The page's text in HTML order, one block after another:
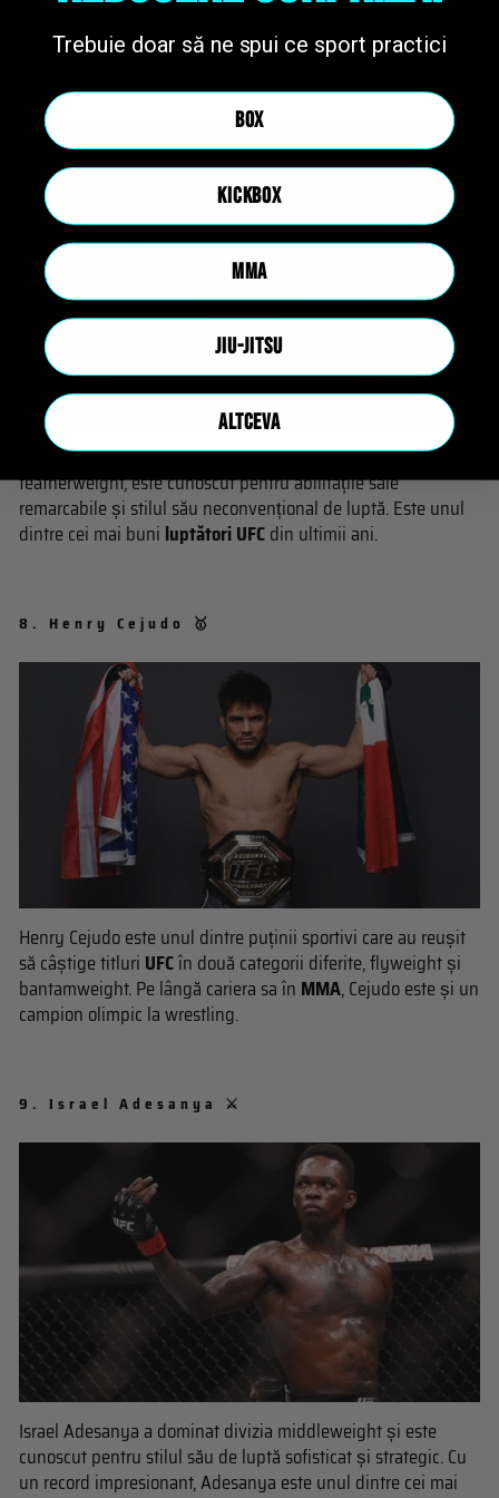
Alexander Volkanovski, campionulUFCîn divizia
featherweight, este cunoscut pentru abilitățile sale
remarcabile și stilul său neconvențional de luptă. Este unul
dintre cei mai buni luptători UFCdin ultimii ani.
8. Henry Cejudo 🥇
Henry Cejudo este unul dintre puținii sportivi care au reușit
să câștige titluri UFCîn două categorii diferite, flyweight și
bantamweight. Pe lângă cariera sa în MMA, Cejudo este și un
campion olimpic la wrestling.
9. Israel Adesanya ⚔️
Israel Adesanya a dominat divizia middleweight și este
cunoscut pentru stilul său de luptă sofisticat și strategic. Cu
un record impresionant, Adesanya este unul dintre cei mai
Trebuie doar să ne spui ce sport practici
BOX
KICKBOX
MMA
JIU-JITSU
ALTCEVA